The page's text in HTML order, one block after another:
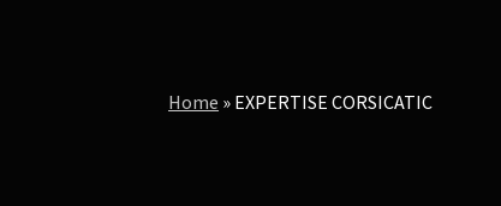
Home » EXPERTISE CORSICATIC